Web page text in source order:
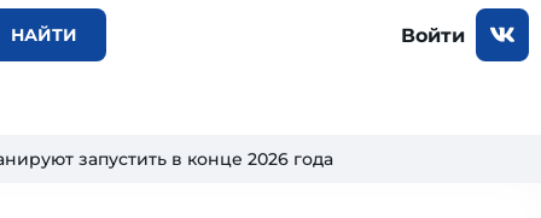
Войти
запустить в конце 2026 года